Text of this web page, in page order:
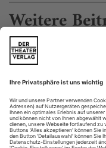
Weitere
Blutrot und dunkel
Shakespeare/Müller
Ganz am Ende
noch etwas Neues.
Christian Friedel
Bandleader im Schoß
über die letzten